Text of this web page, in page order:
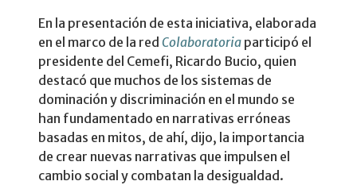
En la presentación de esta iniciativa, elaborada
en el marco de la redColaboratoria participó el
presidente del Cemefi, Ricardo Bucio, quien
destacó que muchos de los sistemas de
dominación y discriminación en el mundo se
han fundamentado en narrativas erróneas
basadas en mitos, de ahí, dijo, la importancia
de crear nuevas narrativas que impulsen el
cambio social y combatan la desigualdad.